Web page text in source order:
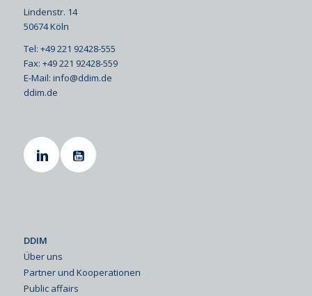
Lindenstr. 14
50674 Köln
Tel: +49 221 92428-555
Fax: +49 221 92428-559
E-Mail: info@ddim.de
ddim.de
DDIM
Über uns
Partner und Kooperationen
Public affairs